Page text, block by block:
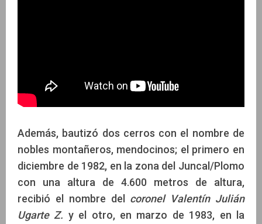
Además, bautizó dos cerros con el nombre de
nobles montañeros, mendocinos; el primero en
diciembre de 1982, en la zona del Juncal/Plomo
con una altura de 4.600 metros de altura,
recibió el nombre del coronel Valentín Julián
Ugarte Z. y el otro, en marzo de 1983, en la